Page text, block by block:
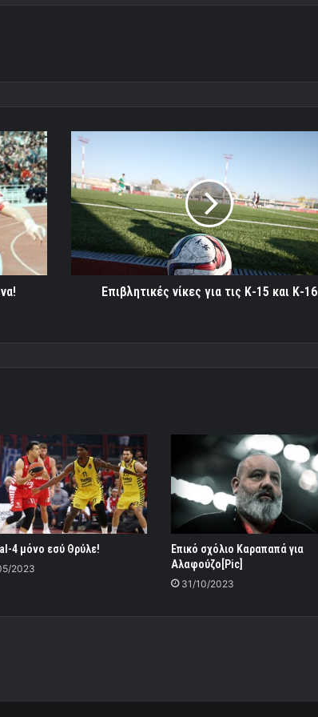
Επιβλητικές
νίκες
για
τις
Κ-15
Επιβλητικές νίκες για τις Κ-15 και Κ-16
4 μόνο εσύ Θρύλε!
2023
Επικό σχόλιο Καραπαπά για
Αλαφούζο[Pic]
31/10/2023